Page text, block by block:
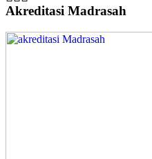
Akreditasi Madrasah